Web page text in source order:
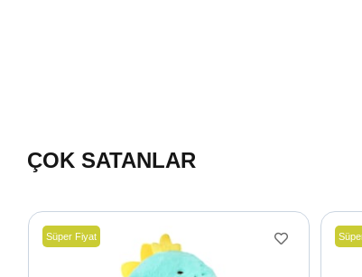
ÇOK SATANLAR
Süper Fiyat